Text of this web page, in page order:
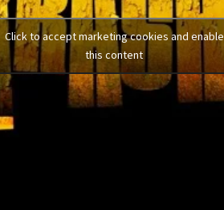
Click to accept marketing cookies and enable
this content